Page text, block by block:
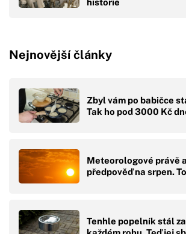
Nejnovější články
Zbyl vám po babičce
Tak ho pod 3000 Kč
Meteorologové právě
předpověď na srpen.
Tenhle popelník stál za